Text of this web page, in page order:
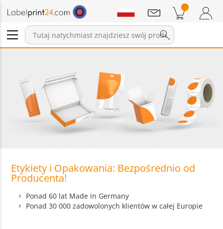
Pozycji w koszyku
Wiadomości
Etykiety i Opakowania: Bezpośrednio od
Producenta!
Ponad 60 lat Made in Germany
Ponad 30 000 zadowolonych klientów w całej Europie